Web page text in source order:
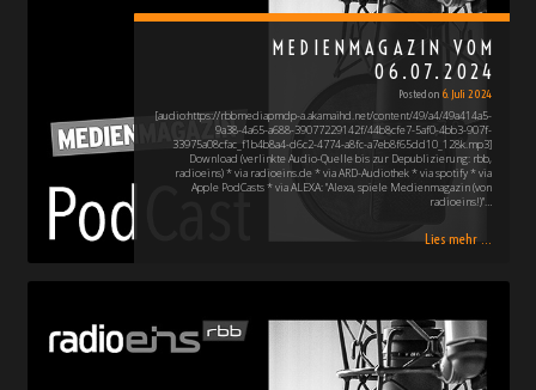
MEDIENMAGAZIN VOM
06.07.2024
Posted on 6. Juli 2024
[audio:https://rbbmediapmdp-a.akamaihd.net/content/49/a4/49a414a5-
9a38-4a65-a688-39077229142f/44b8cfe7-5af0-4bb3-907f-
33975a08cfac_f1b4b8a4-d6c2-4774-a8fc-a7eb8f65dd10_128k.mp3]
Download (verlinkte Audio-Quelle bis zur Depublizierung: rbb,
radioeins) * via radioeins.de * via ARD-Audiothek * via spotify * via
Apple PodCasts * via ALEXA: "Alexa, spiele Medienmagazin (von
radioeins!)"…
Lies mehr ...